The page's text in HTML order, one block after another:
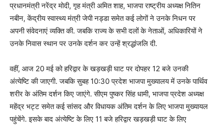
प्रधानमंत्री नरेंद्र मोदी, गृह मंत्री अमित शाह, भाजपा राष्ट्रीय अध्यक्ष नितिन
नबीन, केंद्रीय स्वास्थ्य मंत्री जेपी नड्डा समेत कई लोगों ने उनके निधन पर
अपनी संवेदनाएं व्यक्ति की. जबकि राज्य के सभी दलों के नेताओं, अधिकारियों ने
उनके निवास स्थान पर उनके दर्शन कर उन्हें श्रद्धांजलि दी.
वहीं, आज 20 मई को हरिद्वार के खड़खड़ी घाट पर दोपहर 12 बजे उनकी
अंत्येष्टि की जाएगी. जबकि सुबह 10:30 प्रदेश भाजपा मुख्यालय में उनके पार्थिव
शरीर के अंतिम दर्शन किए जाएंगे. सीएम पुष्कर सिंह धामी, भाजपा प्रदेश अध्यक्ष
महेंद्र भट्ट समेत कई सांसद और विधायक अंतिम दर्शन के लिए भाजपा मुख्यायल
पहुंचेंगे. इसके बाद अंत्येष्टि के लिए 11 बजे हरिद्वार खड़खड़ी घाट के लिए